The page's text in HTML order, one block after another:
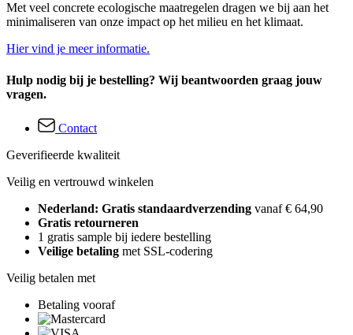
Met veel concrete ecologische maatregelen dragen we bij aan het
minimaliseren van onze impact op het milieu en het klimaat.
Hier vind je meer informatie.
Hulp nodig bij je bestelling? Wij beantwoorden graag jouw
vragen.
Contact
Geverifieerde kwaliteit
Veilig en vertrouwd winkelen
Nederland: Gratis standaardverzending vanaf € 64,90
Gratis retourneren
1 gratis sample bij iedere bestelling
Veilige betaling met SSL-codering
Veilig betalen met
Betaling vooraf